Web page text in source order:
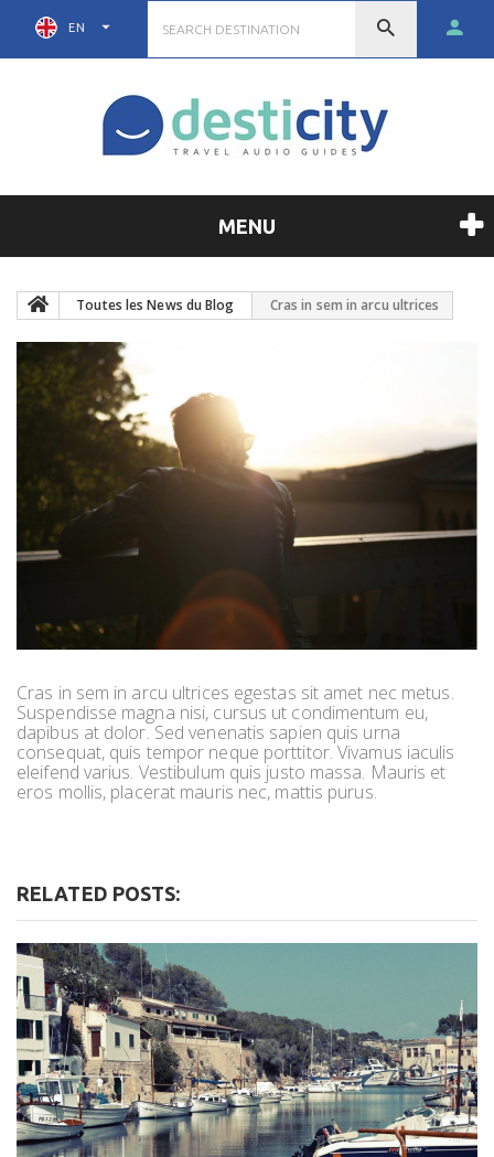
EN
MENU
Toutes les News du Blog Cras in sem in arcu ultrices
Cras in sem in arcu ultrices egestas sit amet nec metus.
Suspendisse magna nisi, cursus ut condimentum eu,
dapibus at dolor. Sed venenatis sapien quis urna
consequat, quis tempor neque porttitor. Vivamus iaculis
eleifend varius. Vestibulum quis justo massa. Mauris et
eros mollis, placerat mauris nec, mattis purus.
RELATED POSTS: